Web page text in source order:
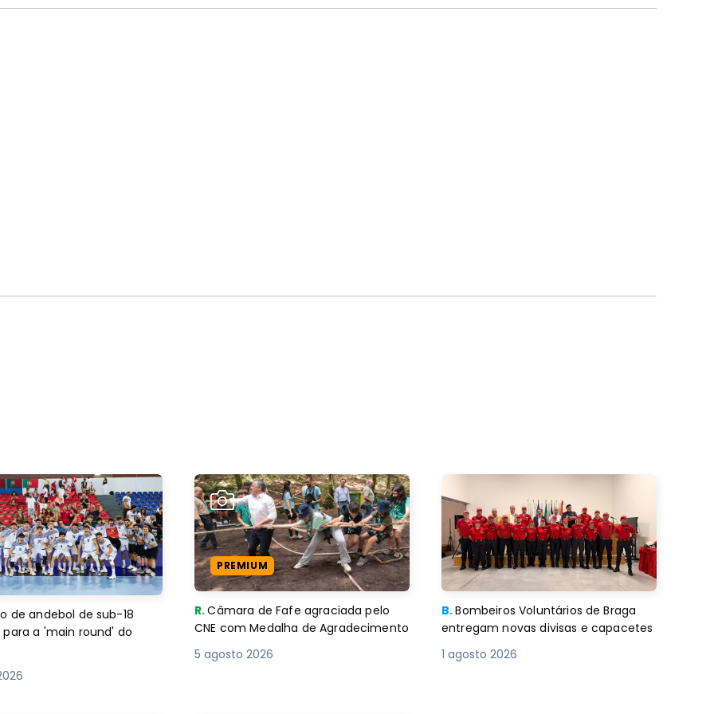
de andebol de sub-18
a 'main round' do
PREMIUM
R.Câmara de Fafe agraciada pelo
CNE com Medalha de Agradecimento
5 agosto 2026
B.Bombeiros Voluntários de Braga
entregam novas divisas e capacetes
1 agosto 2026